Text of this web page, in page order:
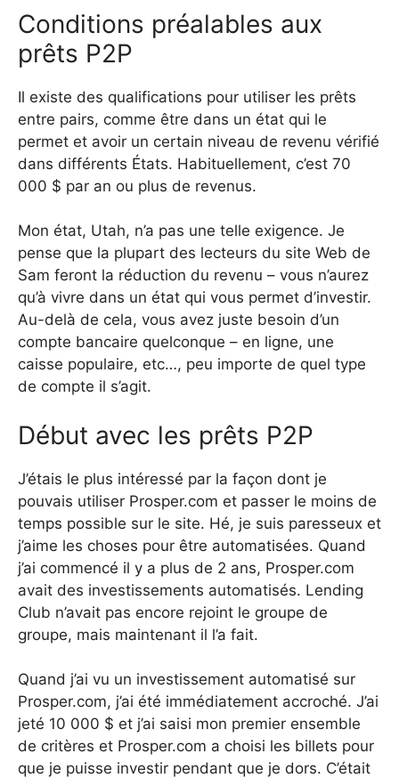
Conditions préalables aux
prêts P2P
Il existe des qualifications pour utiliser les prêts
entre pairs, comme être dans un état qui le
permet et avoir un certain niveau de revenu vérifié
dans différents États. Habituellement, c’est 70
000 $ par an ou plus de revenus.
Mon état, Utah, n’a pas une telle exigence. Je
pense que la plupart des lecteurs du site Web de
Sam feront la réduction du revenu – vous n’aurez
qu’à vivre dans un état qui vous permet d’investir.
Au-delà de cela, vous avez juste besoin d’un
compte bancaire quelconque – en ligne, une
caisse populaire, etc…, peu importe de quel type
de compte il s’agit.
Début avec les prêts P2P
J’étais le plus intéressé par la façon dont je
pouvais utiliser Prosper.com et passer le moins de
temps possible sur le site. Hé, je suis paresseux et
j’aime les choses pour être automatisées. Quand
j’ai commencé il y a plus de 2 ans, Prosper.com
avait des investissements automatisés. Lending
Club n’avait pas encore rejoint le groupe de
groupe, mais maintenant il l’a fait.
Quand j’ai vu un investissement automatisé sur
Prosper.com, j’ai été immédiatement accroché. J’ai
jeté 10 000 $ et j’ai saisi mon premier ensemble
de critères et Prosper.com a choisi les billets pour
que je puisse investir pendant que je dors. C’était